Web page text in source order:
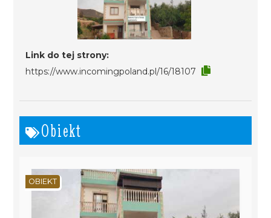
Link do tej strony:
https://www.incomingpoland.pl/16/18107
Obiekt
OBIEKT